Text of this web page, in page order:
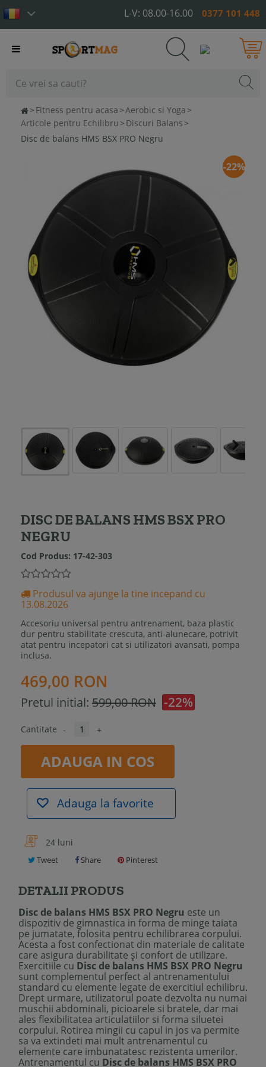
L-V: 08.00-16.00 0377 101 448
Toggle
> Fitness pentru acasa >Aerobic si Yoga >
Articole pentru Echilibru > Discuri Balans >
Disc de balans HMS BSX PRO Negru
-22%
DISC DE BALANS HMS BSX PRO
NEGRU
Cod Produs: 17-42-303
Produsul va ajunge la tine incepand cu
13.08.2026
Accesoriu universal pentru antrenament, baza plastic
dur pentru stabilitate crescuta, anti-alunecare, potrivit
atat pentru incepatori cat si utilizatori avansati, pompa
inclusa.
469,00 RON
Pretul initial: 599,00 RON -22%
Cantitate - +
ADAUGA IN COS
Adauga la favorite
24 luni
Tweet Share Pinterest
DETALII PRODUS
Disc de balans HMS BSX PRO Negru este un
dispozitiv de gimnastica in forma de minge taiata
pe jumatate, folosita pentru echilibrarea corpului.
Acesta a fost confectionat din materiale de calitate
care asigura durabilitate și confort de utilizare.
Exercitiile cu Disc de balans HMS BSX PRO Negru
sunt complementul perfect al antrenamentului
standard cu elemente legate de exercitiul echilibru.
Drept urmare, utilizatorul poate dezvolta nu numai
muschii abdominali, picioarele si bratele, dar mai
ales flexibilitatea articulatiilor si forma siluetei
corpului. Rotirea mingii cu capul in jos va permite
sa va extindeti mai mult antrenamentul cu
elemente care imbunatatesc rezistenta umerilor.
Antrenamentul cu Disc de balans HMS BSX PRO